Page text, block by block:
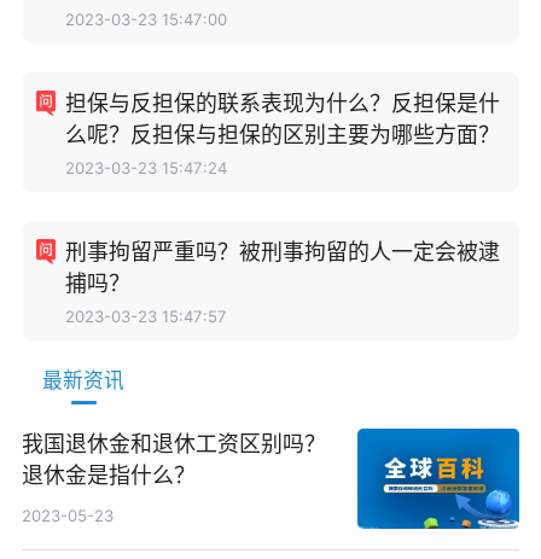
2023-03-23 15:47:00
担保与反担保的联系表现为什么？反担保是什
么呢？反担保与担保的区别主要为哪些方面？
2023-03-23 15:47:24
刑事拘留严重吗？被刑事拘留的人一定会被逮
捕吗？
2023-03-23 15:47:57
最新资讯
我国退休金和退休工资区别吗？
退休金是指什么？
2023-05-23